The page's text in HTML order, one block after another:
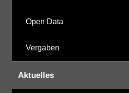
Open Data
Vergaben
Aktuelles